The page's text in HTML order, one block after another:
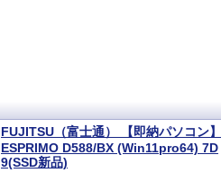
FUJITSU（富士通） 【即納パソコン】
ESPRIMO D588/BX (Win11pro64) 7D
9(SSD新品)